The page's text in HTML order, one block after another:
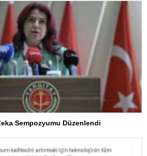
Sempozyumu Düzenlendi